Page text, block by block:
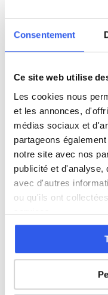
Consentement
Ce site web utilise
Les cookies nous
et les annonces,
médias sociaux et
partageons
notre site avec nos
publicité et d'analyse,
avec d'autres
ou qu'ils ont
services.
4ème (Collège)
3ème (Collège)
Seconde (Lycée)
Première (Lycée)
Études supérieures
Adultes (Supérieur &